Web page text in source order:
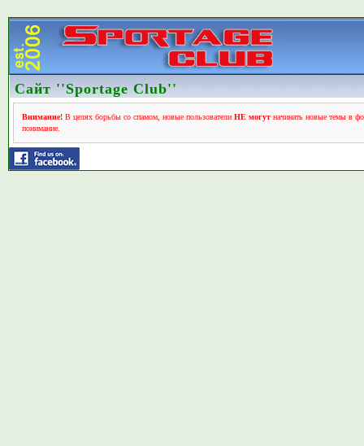
Сайт ''Sportage Club''
Внимание!В целях борьбы со спамом, новые пользователи НЕ могутначинать новые темы в
понимание.